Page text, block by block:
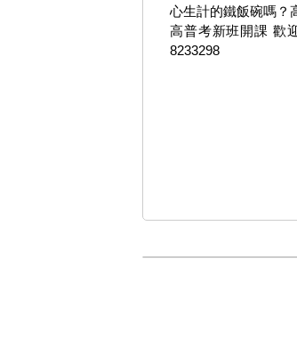
心生計的鐵飯碗嗎？
高普考新班開課 歡
8233298